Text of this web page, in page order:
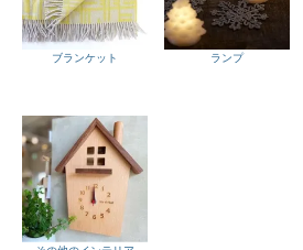
ブランケット ランプ